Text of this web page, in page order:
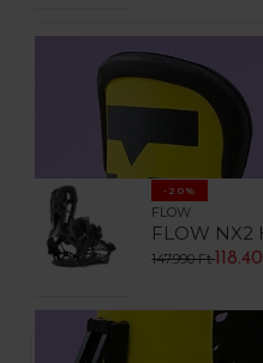
-20%
FLOW
FLOW NX2
147.990 Ft
TERMÉK / OLDAL